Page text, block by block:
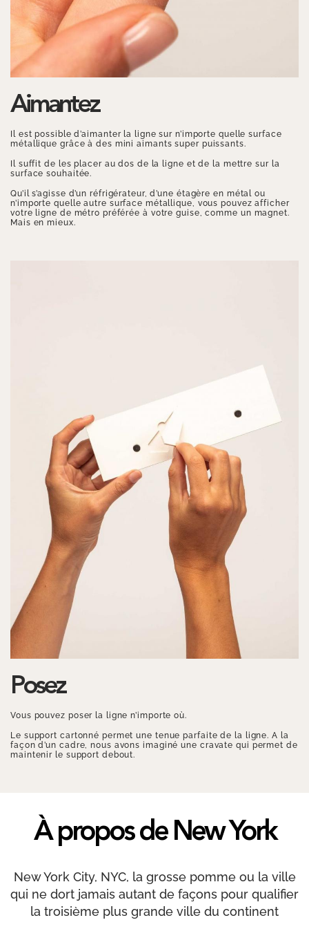
Aimantez
Il est possible d’aimanter la ligne sur n’importe quelle surface
métallique grâce à des mini aimants super puissants.
Il suffit de les placer au dos de la ligne et de la mettre sur la
surface souhaitée.
Qu’il s’agisse d’un réfrigérateur, d’une étagère en métal ou
n’importe quelle autre surface métallique, vous pouvez afficher
votre ligne de métro préférée à votre guise, comme un magnet.
Mais en mieux.
Posez
Vous pouvez poser la ligne n’importe où.
Le support cartonné permet une tenue parfaite de la ligne. A la
façon d’un cadre, nous avons imaginé une cravate qui permet de
maintenir le support debout.
À propos de New York
New York City, NYC, la grosse pomme ou la ville
qui ne dort jamais autant de façons pour qualifier
la troisième plus grande ville du continent